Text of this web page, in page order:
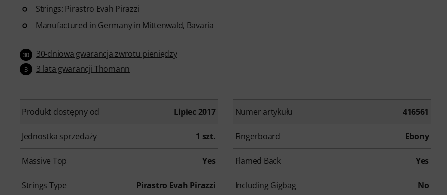
Strings: Pirastro Evah Pirazzi
Manufactured in Germany in Mittenwald, Bavaria
30 30-dniowa gwarancja zwrotu pieniędzy
3 3 lata gwarancji Thomann
Produkt dostępny od Lipiec 2017 Numer artykułu 416561
Jednostka sprzedaży 1 szt. Fingerboard Ebony
Massive Top Yes Flamed Back Yes
Strings Type Pirastro Evah Pirazzi Including Gigbag No